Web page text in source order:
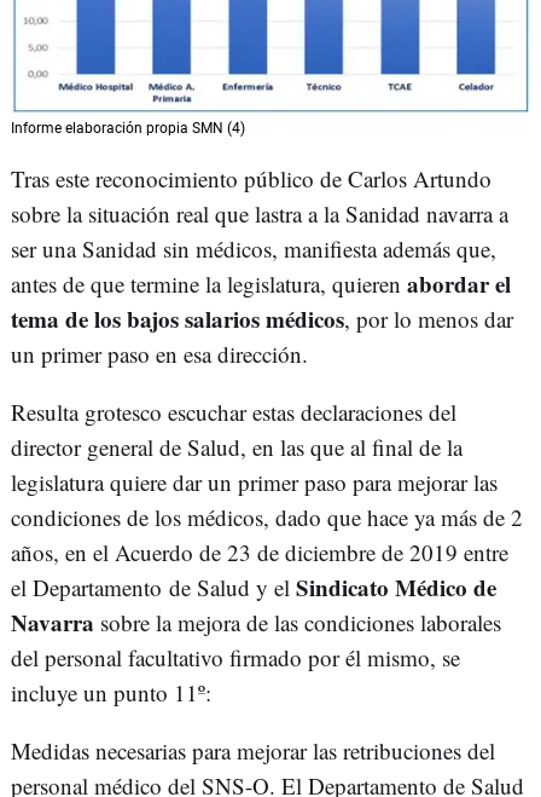
Informe elaboración propia SMN (4)
Tras este reconocimiento público de Carlos Artundo
sobre la situación real que lastra a la Sanidad navarra a
ser una Sanidad sin médicos, manifiesta además que,
antes de que termine la legislatura, quieren abordar el
tema de los bajos salarios médicos, por lo menos dar
un primer paso en esa dirección.
Resulta grotesco escuchar estas declaraciones del
director general de Salud, en las que al final de la
legislatura quiere dar un primer paso para mejorar las
condiciones de los médicos, dado que hace ya más de 2
años, en el Acuerdo de 23 de diciembre de 2019 entre
el Departamento de Salud y el Sindicato Médico de
Navarra sobre la mejora de las condiciones laborales
del personal facultativo firmado por él mismo, se
incluye un punto 11º:
Medidas necesarias para mejorar las retribuciones del
personal médico del SNS-O. El Departamento de Salud